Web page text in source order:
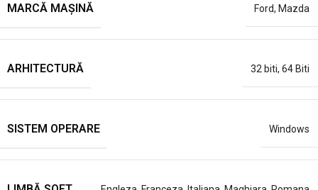
MARCĂ MAȘINĂ Ford, Mazda
ARHITECTURĂ 32 biti, 64 Biti
SISTEM OPERARE Windows